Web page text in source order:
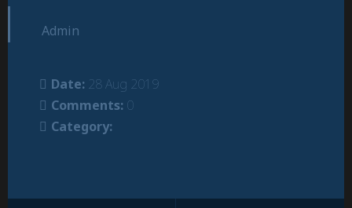
Admin
Date: 28 Aug 2019
Comments: 0
Category: